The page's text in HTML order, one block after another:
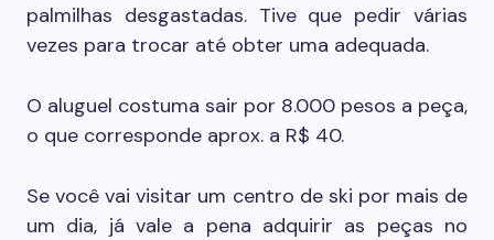
palmilhas desgastadas. Tive que pedir várias
vezes para trocar até obter uma adequada.
O aluguel costuma sair por 8.000 pesos a peça,
o que corresponde aprox. a R$ 40.
Se você vai visitar um centro de ski por mais de
um dia, já vale a pena adquirir as peças no